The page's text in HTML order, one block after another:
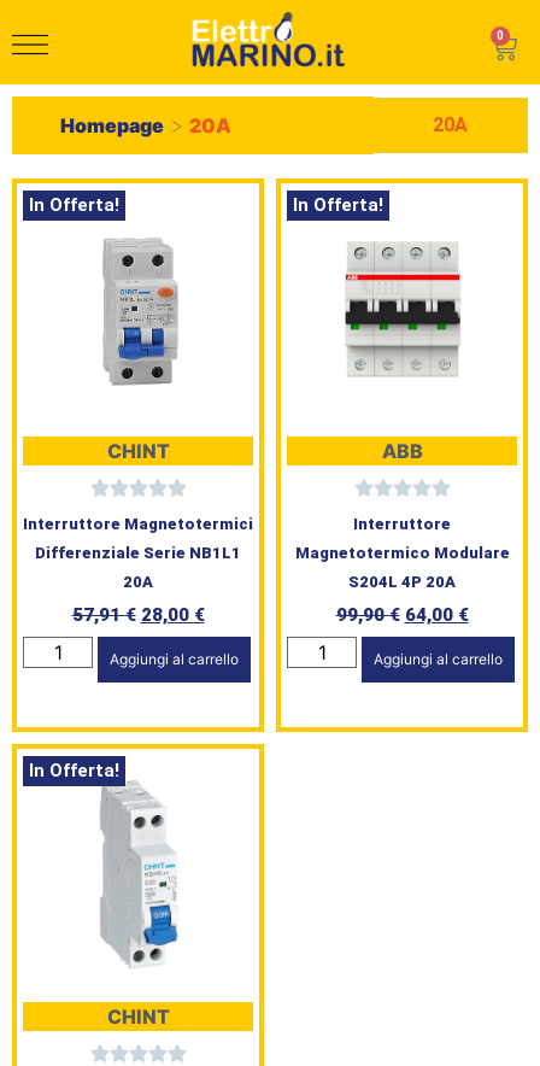
Shop
Civile
del Caffè
0
Homepage > 20A 20A
In Offerta!
CHINT
Interruttore Magnetotermici
Differenziale Serie NB1L1
20A
57,91€ 28,00 €
Aggiungi al carrello
In Offerta!
ABB
Interruttore
Magnetotermico Modulare
S204L 4P 20A
99,90€ 64,00 €
Aggiungi al carrello
In Offerta!
CHINT